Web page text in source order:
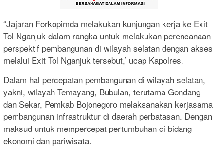
“Jajaran Forkopimda melakukan kunjungan kerja ke Exit
Tol Nganjuk dalam rangka untuk melakukan perencanaan
perspektif pembangunan di wilayah selatan dengan akses
melalui Exit Tol Nganjuk tersebut,’ ucap Kapolres.
Dalam hal percepatan pembangunan di wilayah selatan,
yakni, wilayah Temayang, Bubulan, terutama Gondang
dan Sekar, Pemkab Bojonegoro melaksanakan kerjasama
pembangunan infrastruktur di daerah perbatasan. Dengan
maksud untuk mempercepat pertumbuhan di bidang
ekonomi dan pariwisata.